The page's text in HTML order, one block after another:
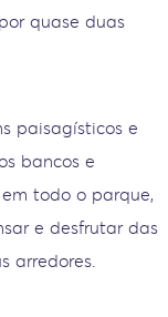
quase duas
paisagísticos e
bancos e
todo o parque,
e desfrutar das
arredores.